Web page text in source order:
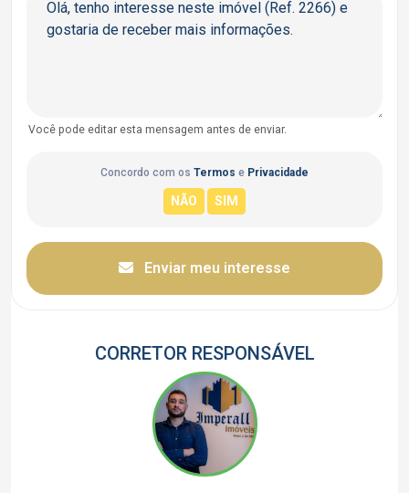
Você pode editar esta mensagem antes de enviar.
Concordo com os Termos e Privacidade
Enviar meu interesse
CORRETOR RESPONSÁVEL